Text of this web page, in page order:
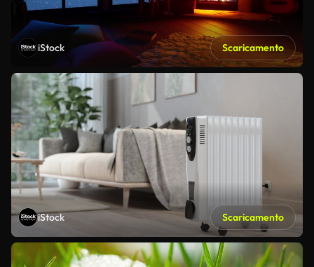
iStock Scaricamento
iStock Scaricamento